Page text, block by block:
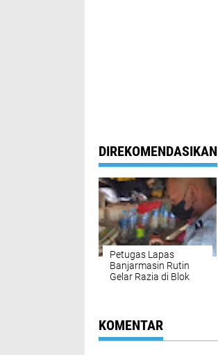
DIREKOMENDASIKAN
Petugas Lapas
Banjarmasin Rutin
Gelar Razia di Blok
KOMENTAR